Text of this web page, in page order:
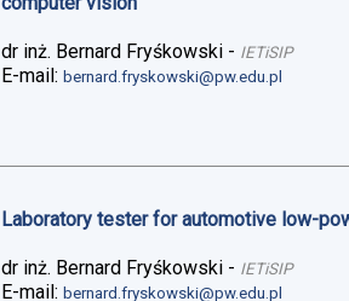
dr inż. Bernard Fryśkowski - IETiSIP
E-mail:bernard.fryskowski@pw.edu.pl
Laboratory tester for automotive low-
dr inż. Bernard Fryśkowski - IETiSIP
E-mail:bernard.fryskowski@pw.edu.pl